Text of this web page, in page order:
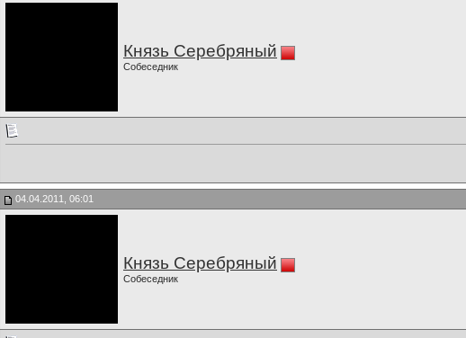
Князь Серебряный
Собеседник
04.04.2011, 06:01
Князь Серебряный
Собеседник